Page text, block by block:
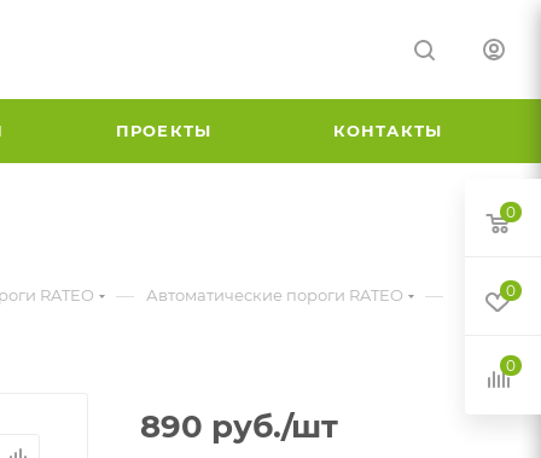
ПРОЕКТЫ КОНТАКТЫ
RATEO — Автоматические пороги RATEO —
890 руб./шт
0
0
0